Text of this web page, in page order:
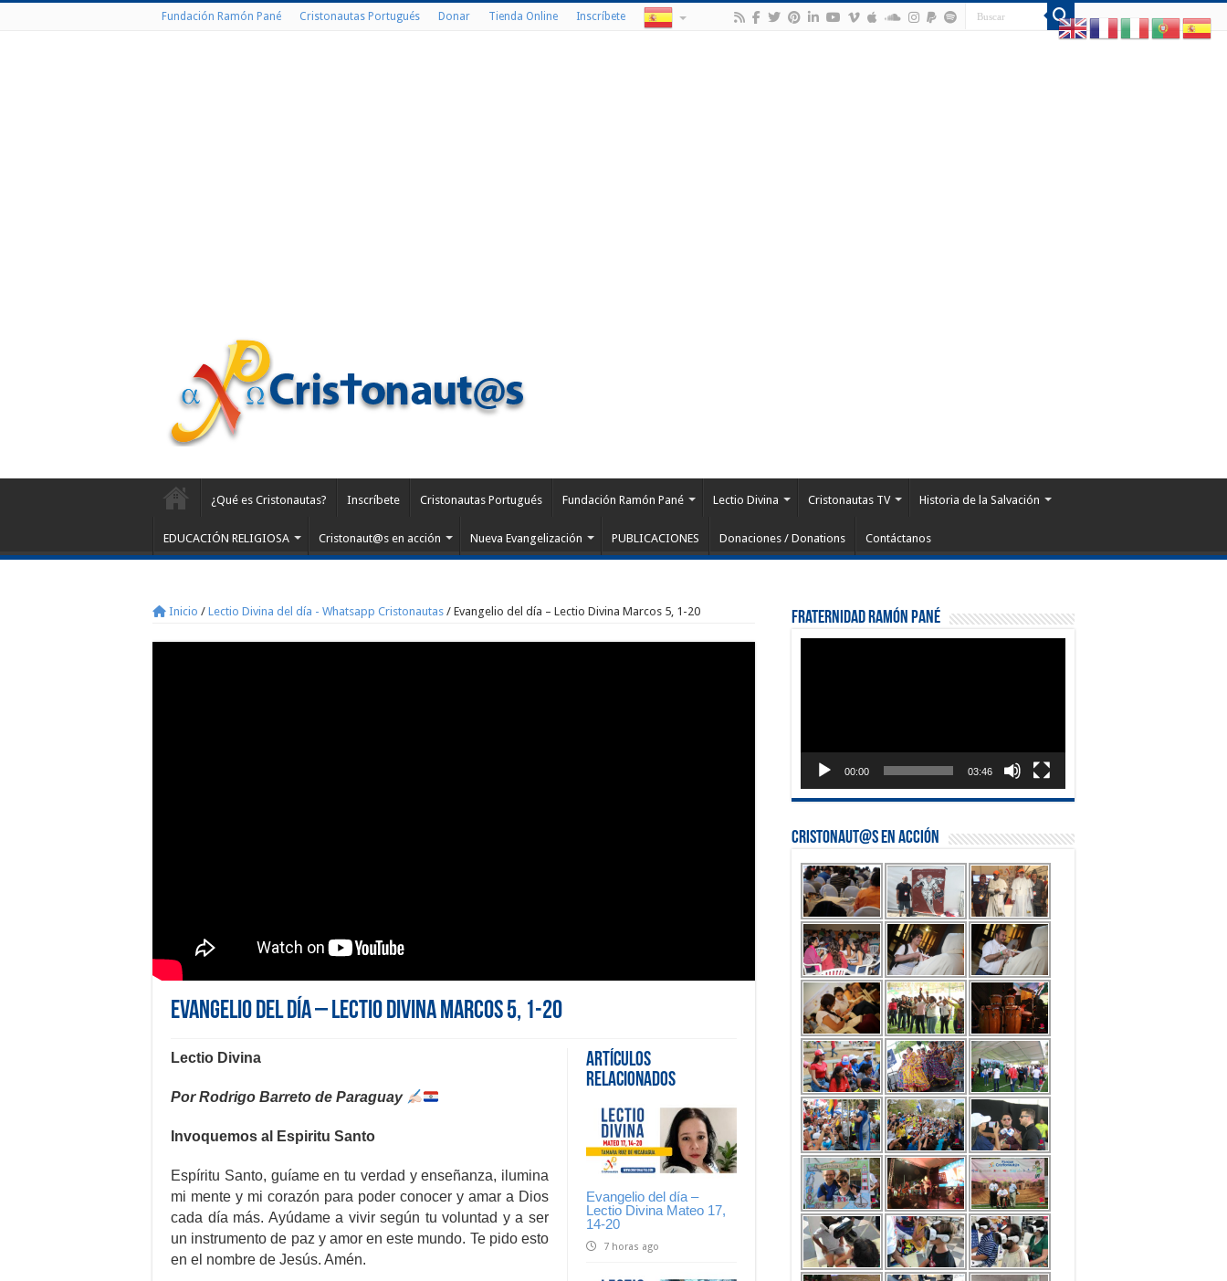
Fundación Ramón Pané Cristonautas Portugués Donar Tienda Online Inscríbete
¿Qué es Cristonautas? Inscríbete Cristonautas Portugués Fundación Ramón Pané Lectio Divina Cristonautas TV Historia de la Salvación
EDUCACIÓN RELIGIOSA Cristonaut@s en acción Nueva Evangelización PUBLICACIONES Donaciones / Donations Contáctanos
Inicio / Lectio Divina del día - Whatsapp Cristonautas / Evangelio del día – Lectio Divina Marcos 5, 1-20
Evangelio del día – Lectio Divina Marcos 5, 1-20
Artículos
Relacionados
Evangelio del día –
Lectio Divina Mateo 17,
14-20
7 horas ago
Lectio Divina
Por Rodrigo Barreto de Paraguay
Invoquemos al Espiritu Santo
Espíritu Santo, guíame en tu verdad y enseñanza, ilumina
mi mente y mi corazón para poder conocer y amar a Dios
cada día más. Ayúdame a vivir según tu voluntad y a ser
un instrumento de paz y amor en este mundo. Te pido esto
en el nombre de Jesús. Amén.
Fraternidad Ramón Pané
00:00 03:46
Cristonaut@s en Acción